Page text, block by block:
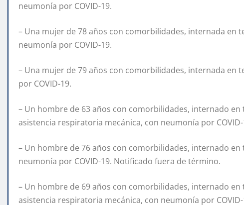
neumonía por COVID-19.
– Una mujer de 78 años con comorbilidades, internada en
neumonía por COVID-19.
– Una mujer de 79 años con comorbilidades, internada en
por COVID-19.
– Un hombre de 63 años con comorbilidades, internado
asistencia respiratoria mecánica, con neumonía por COVID-
– Un hombre de 76 años con comorbilidades, internado
neumonía por COVID-19. Notificado fuera de término.
– Un hombre de 69 años con comorbilidades, internado
asistencia respiratoria mecánica, con neumonía por COVID-